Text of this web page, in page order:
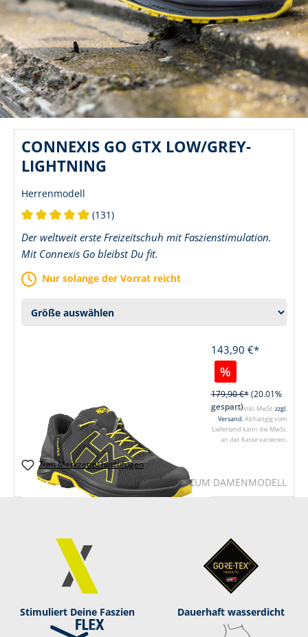
CONNEXIS GO GTX LOW/GREY-
LIGHTNING
Herrenmodell
(131)
Der weltweit erste Freizeitschuh mit Faszienstimulation.
Mit Connexis Go bleibst Du fit.
Nur solange der Vorrat reicht
143,90 €*
%
179,90 €* (20.01%
gespart)
*Preis inkl. MwSt.zzgl.
Versand.Abhängig vom
Lieferland kann die MwSt.
an der Kasse variieren.
Zum Merkzettel hinzufügen
> ZUM DAMENMODELL
Stimuliert Deine Faszien Dauerhaft was­ser­dicht